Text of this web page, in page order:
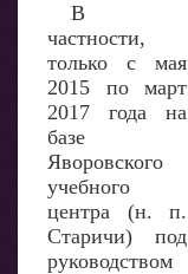
В
частности,
только с мая
2015 по март
2017 года на
базе
Яворовского
учебного
центра (н. п.
Старичи) под
руководством